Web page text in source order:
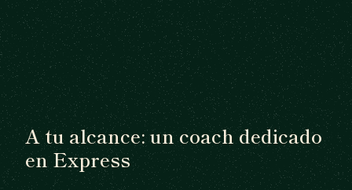
A tu alcance: un coach dedicado
en Express